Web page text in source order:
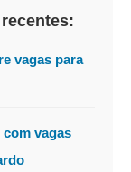
vagas para
vagas